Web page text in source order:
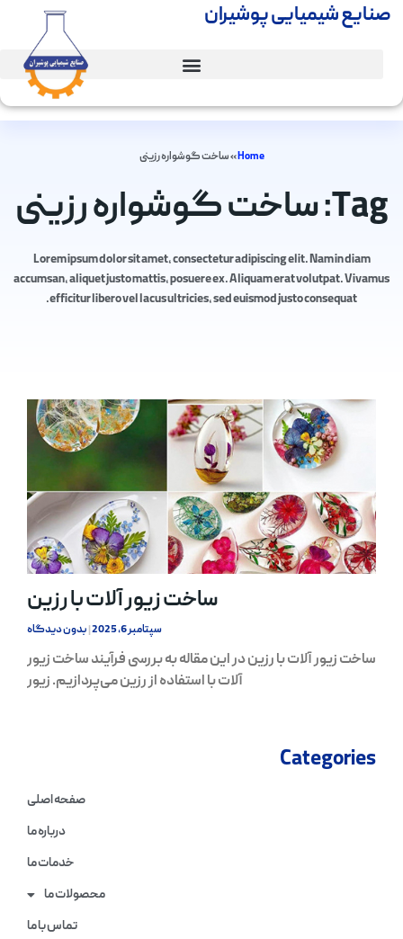
صنایع شیمیایی پوشیران
Home
»ساخت گوشواره رزینی
Tag: ساخت گوشواره رزینی
Lorem ipsum dolor sit amet, consectetur adipiscing elit. Nam in diam
accumsan, aliquet justo mattis, posuere ex. Aliquam erat volutpat. Vivamus
efficitur libero vel lacus ultricies, sed euismod justo consequat.
ساخت زیور آلات با رزین
سپتامبر 6, 2025 بدون دیدگاه
ساخت زیور آلات با رزین در این مقاله به بررسی فرآیند ساخت زیور
آلات با استفاده از رزین می‌پردازیم. زیور
Categories
صفحه اصلی
درباره ما
خدمات ما
محصولات ما
تماس با ما